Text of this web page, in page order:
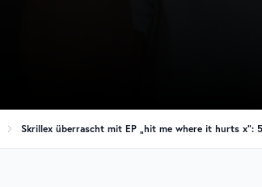
Skrillex überrascht mit EP „hit me where it hurts x“: